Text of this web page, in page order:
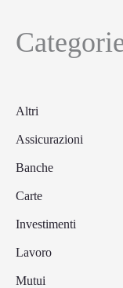
Altri
Assicurazioni
Banche
Carte
Investimenti
Lavoro
Mutui